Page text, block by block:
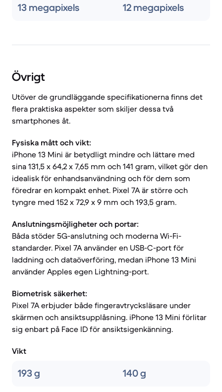
13 megapixels 12 megapixels
Övrigt
Utöver de grundläggande specifikationerna finns det
flera praktiska aspekter som skiljer dessa två
smartphones åt.
Fysiska mått och vikt:
iPhone 13 Mini är betydligt mindre och lättare med
sina 131,5 x 64,2 x 7,65 mm och 141 gram, vilket gör den
idealisk för enhandsanvändning och för dem som
föredrar en kompakt enhet. Pixel 7A är större och
tyngre med 152 x 72,9 x 9 mm och 193,5 gram.
Anslutningsmöjligheter och portar:
Båda stöder 5G-anslutning och moderna Wi-Fi-
standarder. Pixel 7A använder en USB-C-port för
laddning och dataöverföring, medan iPhone 13 Mini
använder Apples egen Lightning-port.
Biometrisk säkerhet:
Pixel 7A erbjuder både fingeravtrycksläsare under
skärmen och ansiktsupplåsning. iPhone 13 Mini förlitar
sig enbart på Face ID för ansiktsigenkänning.
Vikt
193 g 140 g